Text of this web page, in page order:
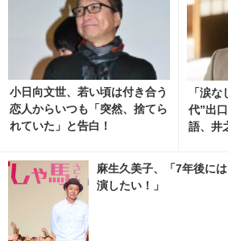
小日向文世、若い頃は付き合う
恋人からいつも「突然、捨てら
れていた」と告白！
「涙
代”出
語、井
出会い
麻生久美子、「7年後に
演したい！」